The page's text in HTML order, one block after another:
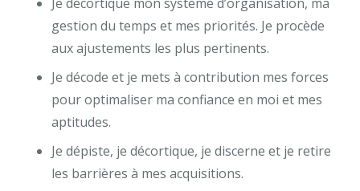
gestion du temps et mes priorités. Je procède
aux ajustements les plus pertinents.
Je décode et je mets à contribution mes forces
pour optimaliser ma confiance en moi et mes
aptitudes.
Je dépiste, je décortique, je discerne et je retire
les barrières à mes acquisitions.